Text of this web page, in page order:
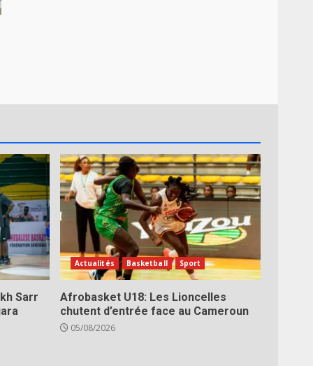
Sarr
Actualités Basketball Sport
Afrobasket U18: Les Lioncelles
chutent d’entrée face au Cameroun
05/08/2026